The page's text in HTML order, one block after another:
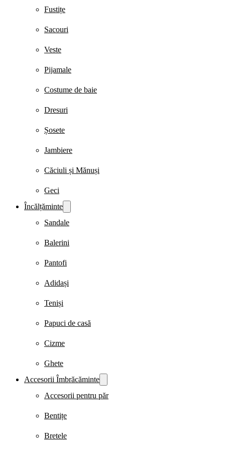
Fustițe
Sacouri
Veste
Pijamale
Costume de baie
Dresuri
Șosete
Jambiere
Căciuli și Mănuși
Geci
Încălțăminte
Sandale
Balerini
Pantofi
Adidași
Teniși
Papuci de casă
Cizme
Ghete
Accesorii Îmbrăcăminte
Accesorii pentru păr
Bentițe
Bretele